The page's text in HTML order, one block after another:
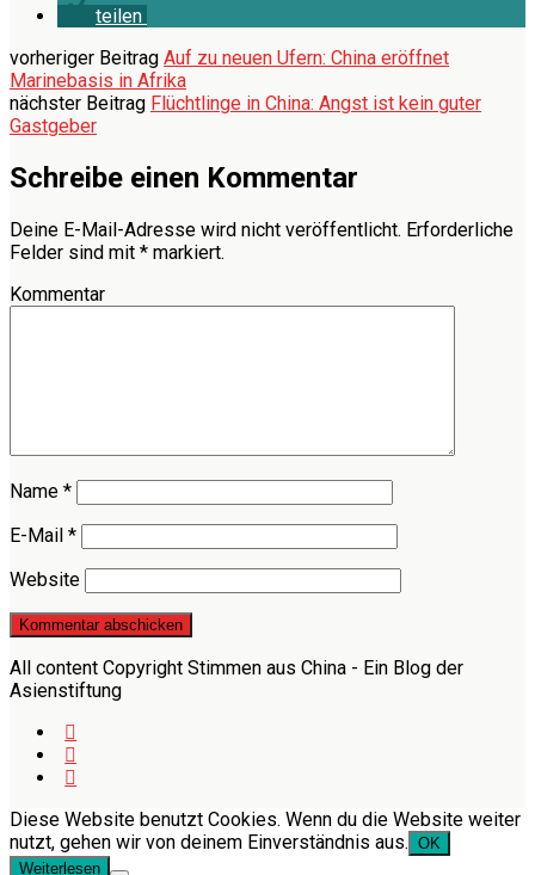
teilen
vorheriger Beitrag Auf zu neuen Ufern: China eröffnet
Marinebasis in Afrika
nächster Beitrag Flüchtlinge in China: Angst ist kein guter
Gastgeber
Schreibe einen Kommentar
Deine E-Mail-Adresse wird nicht veröffentlicht. Erforderliche
Felder sind mit * markiert.
Kommentar
Name *
E-Mail *
Website
All content Copyright Stimmen aus China - Ein Blog der
Asienstiftung
Diese Website benutzt Cookies. Wenn du die Website weiter
nutzt, gehen wir von deinem Einverständnis aus. OK
Weiterlesen